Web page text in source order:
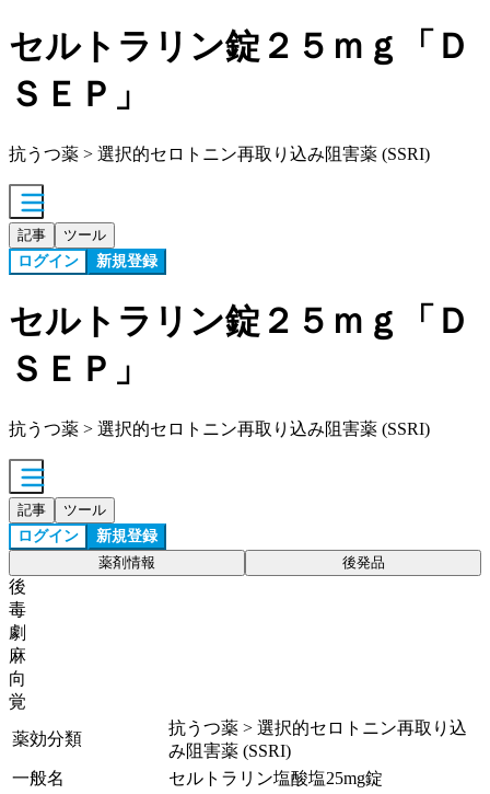
セルトラリン錠２５ｍｇ「Ｄ
ＳＥＰ」
抗うつ薬 > 選択的セロトニン再取り込み阻害薬 (SSRI)
記事 ツール
ログイン 新規登録
セルトラリン錠２５ｍｇ「Ｄ
ＳＥＰ」
抗うつ薬 > 選択的セロトニン再取り込み阻害薬 (SSRI)
記事 ツール
ログイン 新規登録
薬剤情報 後発品
後
毒
劇
麻
向
覚
薬効分類
抗うつ薬 > 選択的セロトニン再取り込
み阻害薬 (SSRI)
一般名
セルトラリン塩酸塩25mg錠